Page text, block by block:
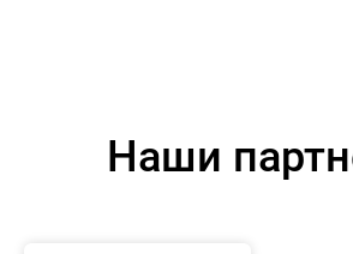
Наши